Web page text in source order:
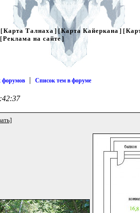
Карта Талнаха ] [Карта Кайеркана] [
Реклама на сайте]
форумов | Список тем в форуме